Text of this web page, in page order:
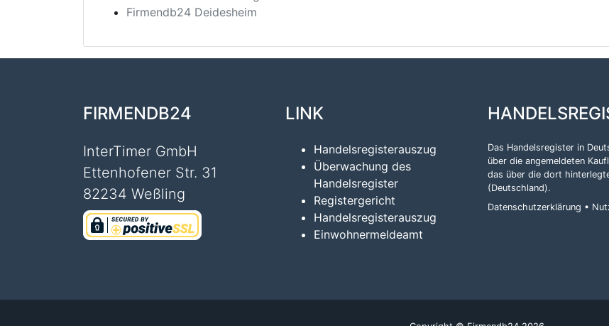
Firmendb24 Deidesheim
FIRMENDB24
InterTimer GmbH
Ettenhofener Str. 31
82234 Weßling
LINK
Handelsregisterauszug
Überwachung des
Handelsregister
Registergericht
Handelsregisterauszug
Einwohnermeldeamt
Das Handelsregister in
über die angemeldeten
das über die dort
(Deutschland).
Datenschutzerklärung •